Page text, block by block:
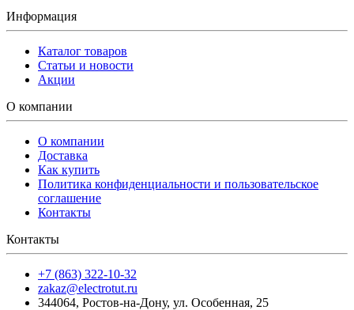
Информация
Каталог товаров
Статьи и новости
Акции
О компании
О компании
Доставка
Как купить
Политика конфиденциальности и пользовательское
соглашение
Контакты
Контакты
+7 (863) 322-10-32
zakaz@electrotut.ru
344064, Ростов-на-Дону, ул. Особенная, 25